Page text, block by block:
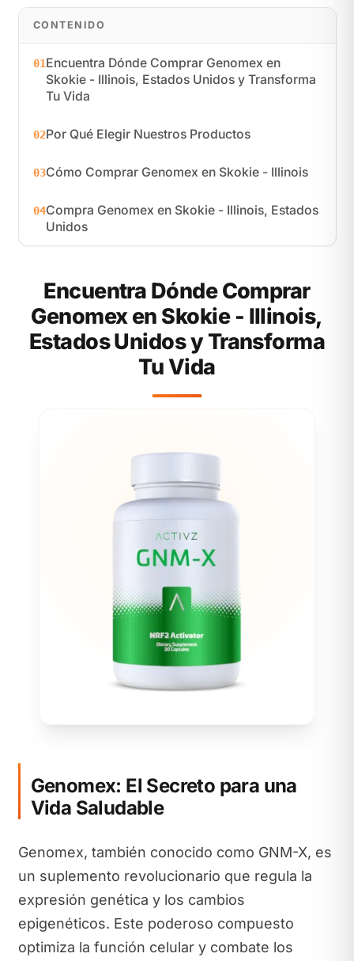
CONTENIDO
01Encuentra Dónde Comprar Genomex en
Skokie - Illinois, Estados Unidos y Transforma
Tu Vida
02Por Qué Elegir Nuestros Productos
03Cómo Comprar Genomex en Skokie - Illinois
04Compra Genomex en Skokie - Illinois, Estados
Unidos
Encuentra Dónde Comprar
Genomex en Skokie - Illinois,
Estados Unidos y Transforma
Tu Vida
Genomex: El Secreto para una
Vida Saludable
Genomex, también conocido como GNM-X, es
un suplemento revolucionario que regula la
expresión genética y los cambios
epigenéticos. Este poderoso compuesto
optimiza la función celular y combate los